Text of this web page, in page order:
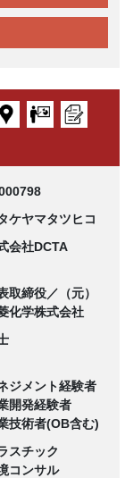
ケヤマタツヒコ
会社DCTA
取締役／（元）
化学株式会社
ジメント経験者
開発経験者
技術者(OB含む)
スチック
コンサル